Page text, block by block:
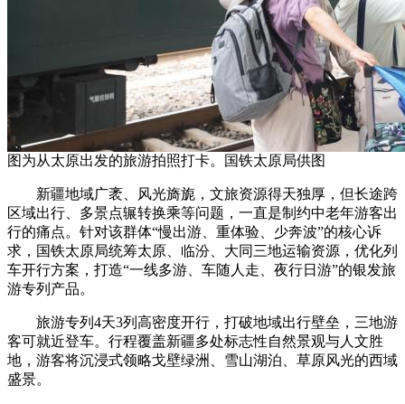
图为从太原出发的旅游拍照打卡。国铁太原局供图
新疆地域广袤、风光旖旎，文旅资源得天独厚，但长途跨
区域出行、多景点辗转换乘等问题，一直是制约中老年游客出
行的痛点。针对该群体“慢出游、重体验、少奔波”的核心诉
求，国铁太原局统筹太原、临汾、大同三地运输资源，优化列
车开行方案，打造“一线多游、车随人走、夜行日游”的银发旅
游专列产品。
旅游专列4天3列高密度开行，打破地域出行壁垒，三地游
客可就近登车。行程覆盖新疆多处标志性自然景观与人文胜
地，游客将沉浸式领略戈壁绿洲、雪山湖泊、草原风光的西域
盛景。